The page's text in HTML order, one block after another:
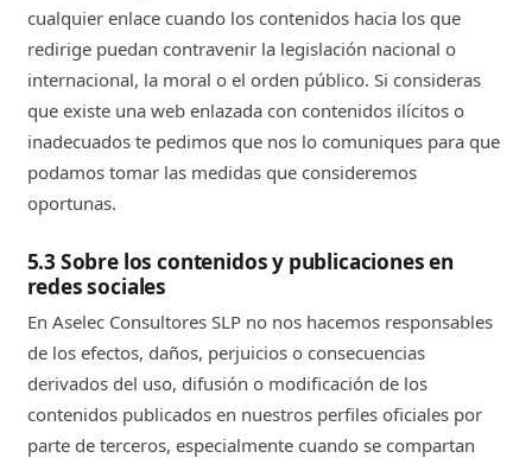
cualquier enlace cuando los contenidos hacia los que
redirige puedan contravenir la legislación nacional o
internacional, la moral o el orden público. Si consideras
que existe una web enlazada con contenidos ilícitos o
inadecuados te pedimos que nos lo comuniques para que
podamos tomar las medidas que consideremos
oportunas.
5.3 Sobre los contenidos y publicaciones en
redes sociales
En Aselec Consultores SLP no nos hacemos responsables
de los efectos, daños, perjuicios o consecuencias
derivados del uso, difusión o modificación de los
contenidos publicados en nuestros perfiles oficiales por
parte de terceros, especialmente cuando se compartan